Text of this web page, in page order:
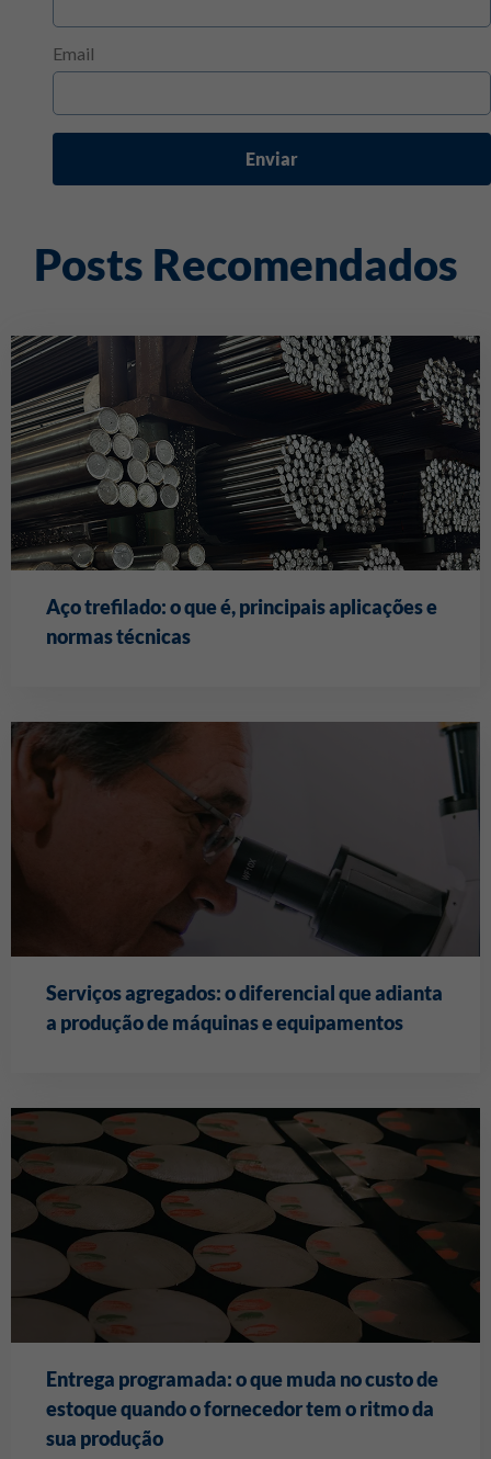
Email
Enviar
Posts Recomendados
Aço trefilado: o que é, principais aplicações e
normas técnicas
Serviços agregados: o diferencial que adianta
a produção de máquinas e equipamentos
Entrega programada: o que muda no custo de
estoque quando o fornecedor tem o ritmo da
sua produção